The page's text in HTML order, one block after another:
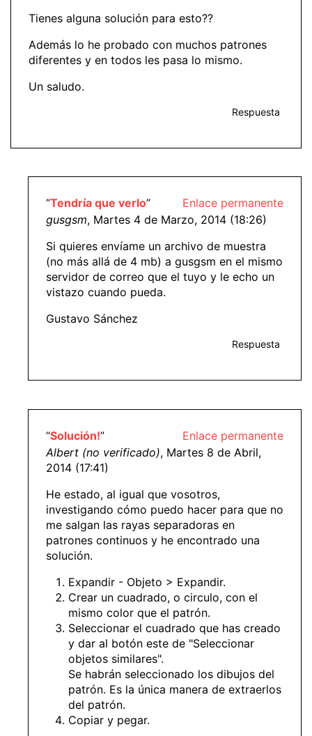
Tienes alguna solución para esto??
Además lo he probado con muchos patrones
diferentes y en todos les pasa lo mismo.
Un saludo.
Respuesta
Enlace permanente
“Tendría que verlo”
gusgsm, Martes 4 de Marzo, 2014 (18:26)
Si quieres envíame un archivo de muestra
(no más allá de 4 mb) a gusgsm en el mismo
servidor de correo que el tuyo y le echo un
vistazo cuando pueda.
Gustavo Sánchez
Respuesta
Enlace permanente
“Solución!”
Albert (no verificado), Martes 8 de Abril,
2014 (17:41)
He estado, al igual que vosotros,
investigando cómo puedo hacer para que no
me salgan las rayas separadoras en
patrones continuos y he encontrado una
solución.
Expandir - Objeto > Expandir.
Crear un cuadrado, o circulo, con el
mismo color que el patrón.
Seleccionar el cuadrado que has creado
y dar al botón este de "Seleccionar
objetos similares".
Se habrán seleccionado los dibujos del
patrón. Es la única manera de extraerlos
del patrón.
Copiar y pegar.